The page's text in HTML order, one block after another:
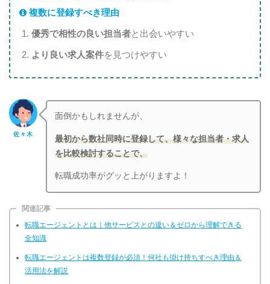
複数に登録すべき理由
優秀で相性の良い担当者と出会いやすい
より良い求人案件を見つけやすい
佐々木
面倒かもしれませんが、
最初から数社同時に登録して、様々な担当者・求人
を比較検討することで、
転職成功率がグッと上がりますよ！
関連記事
転職エージェントとは｜他サービスとの違い＆ゼロから理解できる
全知識
転職エージェントは複数登録が必須！何社も掛け持ちすべき理由＆
活用法を解説